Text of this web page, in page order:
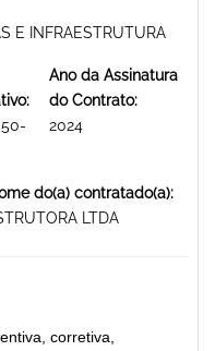
E INFRAESTRUTURA
Ano da Assinatura
do Contrato:
2024
do(a) contratado(a):
LTDA
corretiva,